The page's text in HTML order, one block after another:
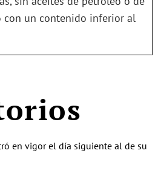
un contenido inferior al
en vigor el día siguiente al de su